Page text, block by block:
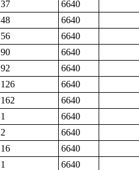
37
6640
48
6640
56
6640
90
6640
92
6640
126
6640
162
6640
1
6640
2
6640
16
6640
1
6640